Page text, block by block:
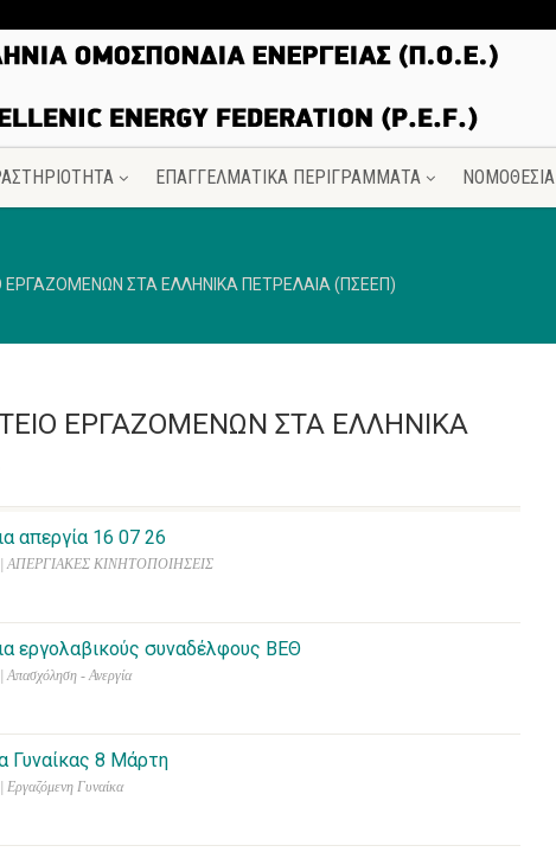
ΕΠΑΓΓΕΛΜΑΤΙΚΑ ΠΕΡΙΓΡΑΜΜΑΤΑ ΝΟΜΟΘΕΣΙΑ
ΣΤΑ ΕΛΛΗΝΙΚΑ ΠΕΤΡΕΛΑΙΑ (ΠΣΕΕΠ)
ΕΡΓΑΖΟΜΕΝΩΝ ΣΤΑ ΕΛΛΗΝΙΚΑ
απεργία 16 07 26
| ΑΠΕΡΓΙΑΚΕΣ ΚΙΝΗΤΟΠΟΙΗΣΕΙΣ
εργολαβικούς συναδέλφους ΒΕΘ
Απασχόληση - Ανεργία
Γυναίκας 8 Μάρτη
Εργαζόμενη Γυναίκα